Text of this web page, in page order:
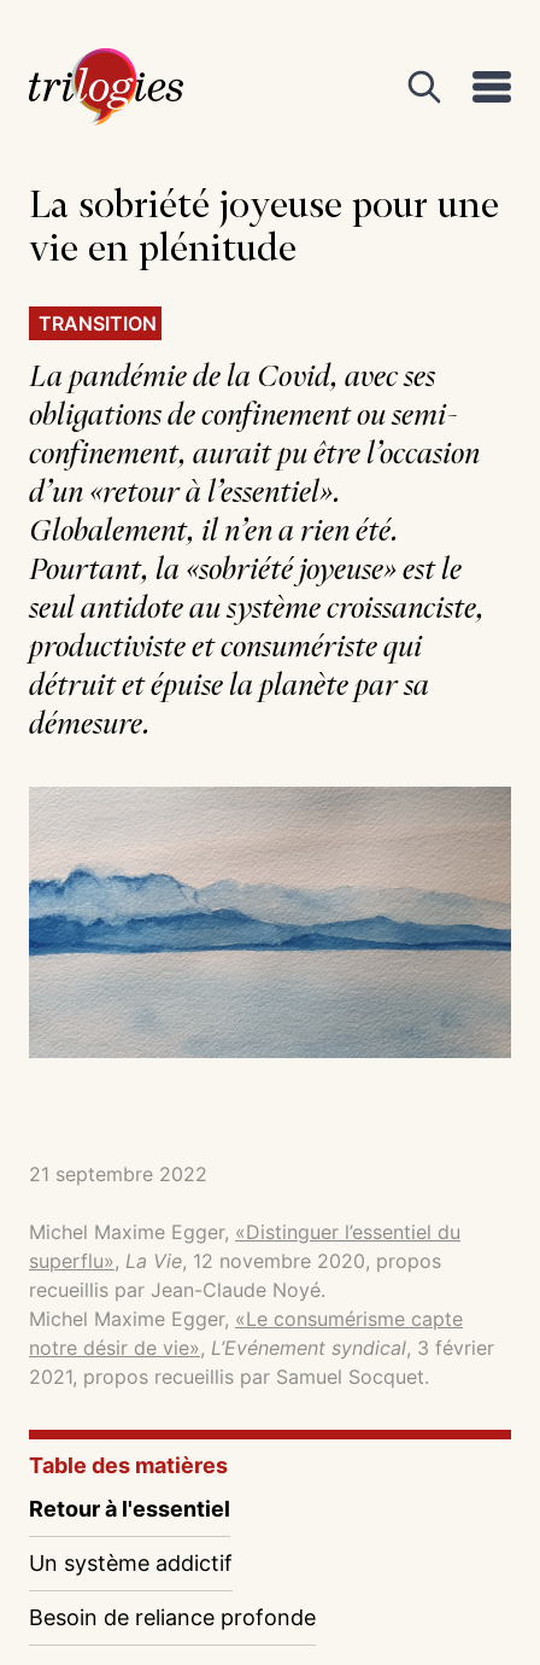
La sobriété joyeuse pour une
vie en plénitude
TRANSITION
La pandémie de la Covid, avec ses
obligations de confinement ou semi-
confinement, aurait pu être l’occasion
d’un «retour à l’essentiel».
Globalement, il n’en a rien été.
Pourtant, la «sobriété joyeuse» est le
seul antidote au système croissanciste,
productiviste et consumériste qui
détruit et épuise la planète par sa
démesure.
21 septembre 2022
Michel Maxime Egger, «Distinguer l’essentiel du
superflu», La Vie, 12 novembre 2020, propos
recueillis par Jean-Claude Noyé.
Michel Maxime Egger, «Le consumérisme capte
notre désir de vie», L’Evénement syndical, 3 février
2021, propos recueillis par Samuel Socquet.
Table des matières
Retour à l'essentiel
Un système addictif
Besoin de reliance profonde